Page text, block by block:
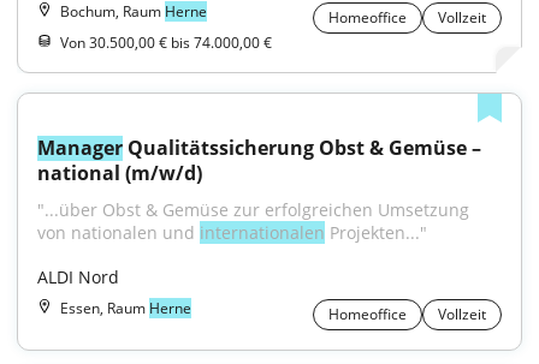
Bochum, Raum Herne Homeoffice
Vollzeit
Von 30.500,00 € bis 74.000,00 €
Manager Qualitätssicherung Obst & Gemüse –
national (m/w/d)
"...über Obst & Gemüse zur erfolgreichen Umsetzung
von nationalen und internationalen Projekten..."
ALDI Nord
Essen, Raum Herne Homeoffice Vollzeit